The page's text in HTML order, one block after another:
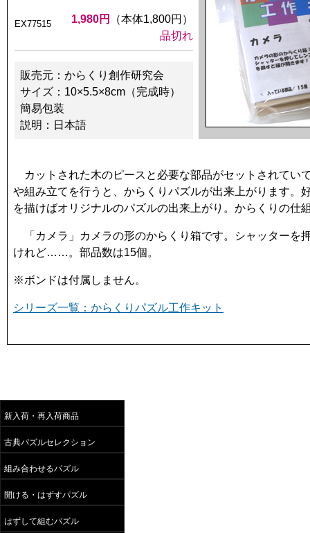
EX77515 1,980円
（本体1,800円）
品切れ
販売元：からくり創作研究会
サイズ：10×5.5×8cm（完成時）
簡易包装
説明：日本語
カットされた木のピースと必要な部品がセットされてい
や組み立てを行うと、からくりパズルが出来上がります。
を描けばオリジナルのパズルの出来上がり。からくりの仕
「カメラ」カメラの形のからくり箱です。シャッターを
けれど……。部品数は15個。
※ボンドは付属しません。
シリーズ一覧：からくりパズル工作キット
新入荷・再入荷商品
古典パズルセレクション
組み合わせるパズル
開ける・はずすパズル
はずして組むパズル